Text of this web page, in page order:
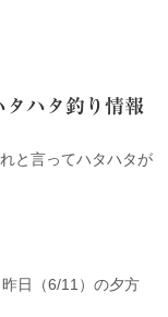
ハタ釣り情報
と言ってハタハタが
日（6/11）の夕方